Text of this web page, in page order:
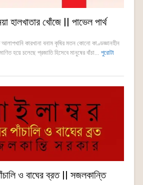
হালখাতার খোঁজে || পাভেল পার্থ
কারখানা বনাম কৃষির মতন কোনো কাণ্ডজ্ঞানহীন
হয়ে চলেছে প্রজাতি হিসেবে মানুষের বাঁচা... পুরোটা
ও বাঘের ব্রত || সজলকান্তি